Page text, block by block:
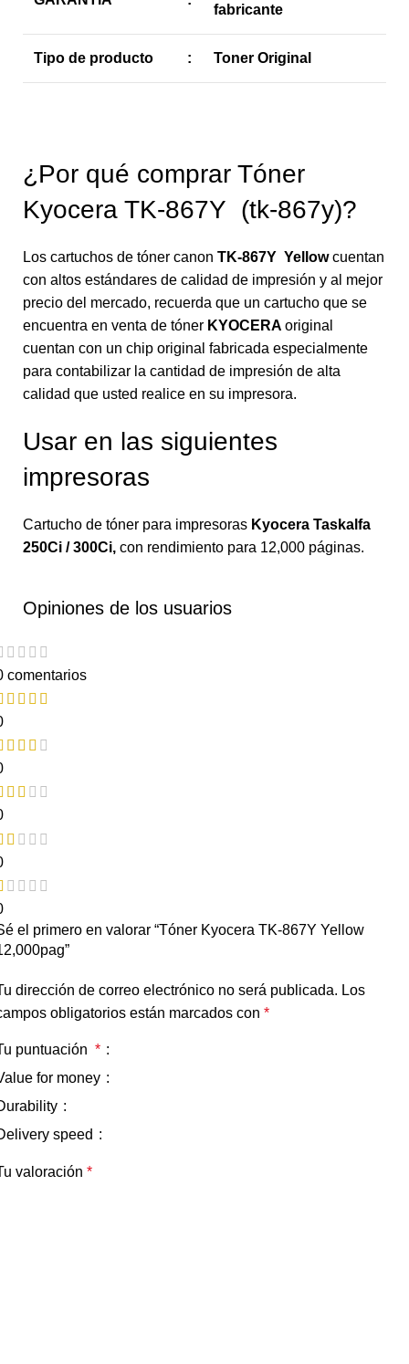
fabricante
Tipo de producto : Toner Original
¿Por qué comprar Tóner
Kyocera TK-867Y (tk-867y)?
Los cartuchos de tóner canon TK-867Y Yellowcuentan
con altos estándares de calidad de impresión y al mejor
precio del mercado, recuerda que un cartucho que se
encuentra en venta de tóner KYOCERA original
cuentan con un chip original fabricada especialmente
para contabilizar la cantidad de impresión de alta
calidad que usted realice en su impresora.
Usar en las siguientes
impresoras
Cartucho de tóner para impresoras Kyocera Taskalfa
250Ci / 300Ci, con rendimiento para 12,000 páginas.
Opiniones de los usuarios
comentarios
el primero en valorar “Tóner Kyocera TK-867Y Yellow
dirección de correo electrónico no será publicada. Los
obligatorios están marcados con *
puntuación *
for money
speed
valoración *